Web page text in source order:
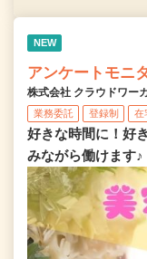
NEW
アンケートモニ
株式会社 クラウドワー
業務委託 登録制 在
好きな時間に！好
みながら働けます♪